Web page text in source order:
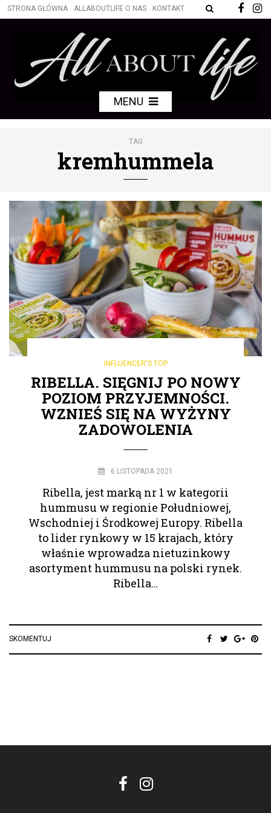
STRONA GŁÓWNA ALLABOUTLIFE O NAS KONTAKT
MENU
TAG
kremhummela
INFLUENCER'S TOP
RIBELLA. SIĘGNIJ PO NOWY
POZIOM PRZYJEMNOŚCI.
WZNIEŚ SIĘ NA WYŻYNY
ZADOWOLENIA
6 LISTOPADA 2021
Ribella, jest marką nr 1 w kategorii
hummusu w regionie Południowej,
Wschodniej i Środkowej Europy. Ribella
to lider rynkowy w 15 krajach, który
właśnie wprowadza nietuzinkowy
asortyment hummusu na polski rynek.
Ribella…
SKOMENTUJ